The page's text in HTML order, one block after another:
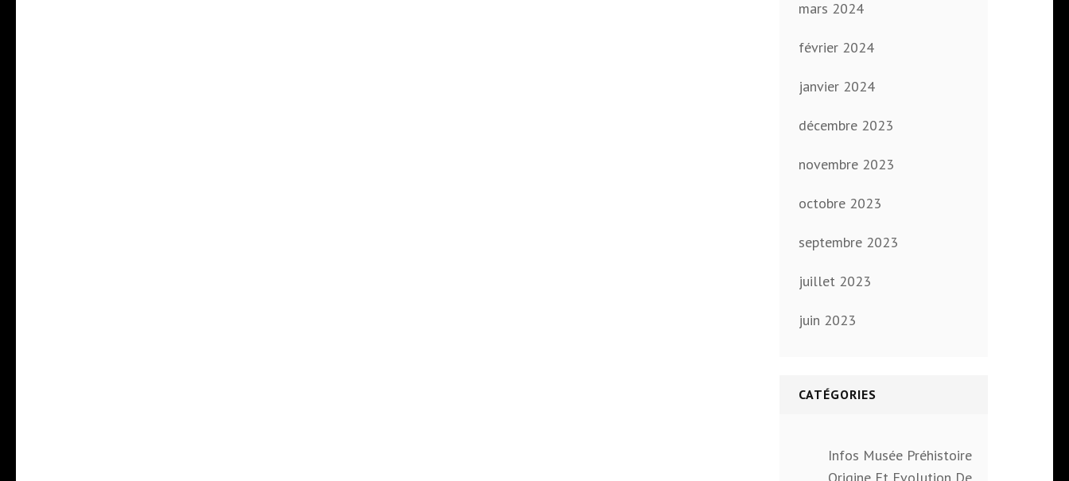
mars 2024
février 2024
janvier 2024
décembre 2023
novembre 2023
octobre 2023
septembre 2023
juillet 2023
juin 2023
CATÉGORIES
Infos Musée Préhistoire